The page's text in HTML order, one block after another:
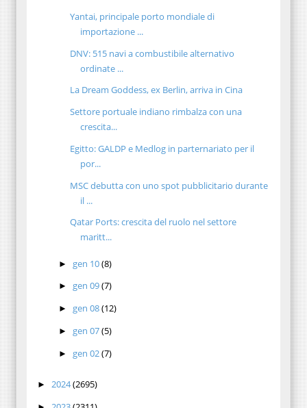
Yantai, principale porto mondiale di
importazione ...
DNV: 515 navi a combustibile alternativo
ordinate ...
La Dream Goddess, ex Berlin, arriva in Cina
Settore portuale indiano rimbalza con una
crescita...
Egitto: GALDP e Medlog in parternariato per il
por...
MSC debutta con uno spot pubblicitario durante
il ...
Qatar Ports: crescita del ruolo nel settore
maritt...
► gen 10(8)
► gen 09(7)
► gen 08(12)
► gen 07(5)
► gen 02(7)
► 2024(2695)